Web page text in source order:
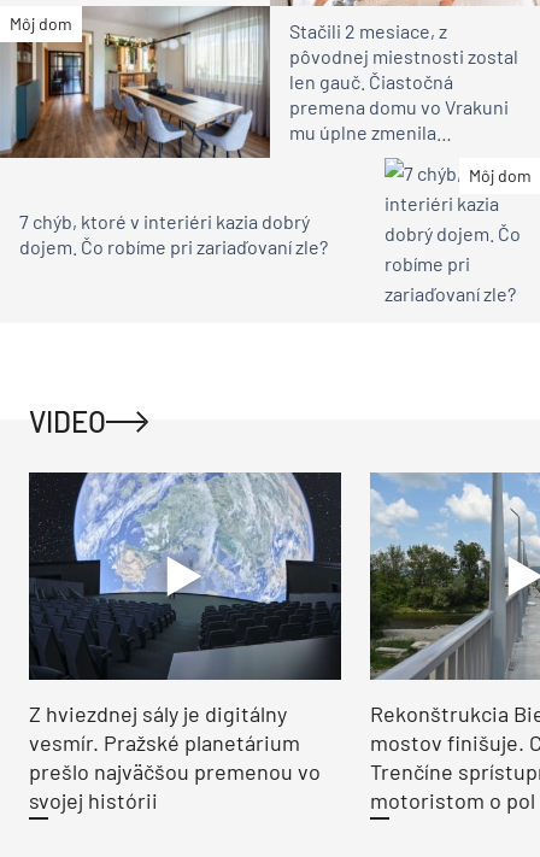
Môj dom
Stačili 2 mesiace, z
pôvodnej miestnosti zostal
len gauč. Čiastočná
premena domu vo Vrakuni
mu úplne zmenila
atmosféru (video)
Môj dom
7 chýb, ktoré v interiéri kazia dobrý
dojem. Čo robíme pri zariaďovaní zle?
VIDEO
Z hviezdnej sály je digitálny
vesmír. Pražské planetárium
prešlo najväčšou premenou vo
svojej histórii
Rekonštrukcia
mostov finišuje.
Trenčíne
motoristom o pol